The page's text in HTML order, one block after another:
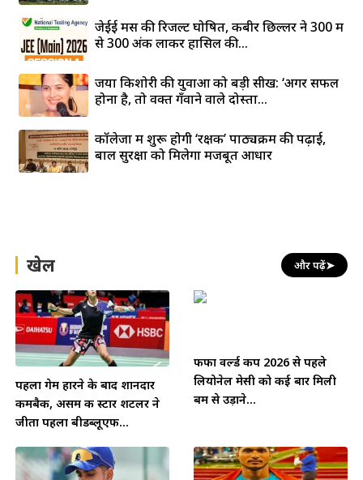
जेईई मेंस की रिजल्ट घोषित, कबीर छिल्लर ने 300 में
से 300 अंक लाकर हासिल की...
जया किशोरी की युवाओं को बड़ी सीख: ‘अगर सफल
होना है, तो वक्त गँवाने वाले दोस्तों...
कॉलेजों में शुरू होगी ‘रक्षक’ पाठ्यक्रम की पढ़ाई,
बाल सुरक्षा को मिलेगा मजबूत आधार
खेल और पढ़ें➤
पहला गेम हारने के बाद शानदार
कमबैक, असम की स्टार शटलर ने
जीता पहला बीडब्लूएफ...
फीफा वर्ल्ड कप 2026 से पहले
लियोनेल मेसी को कई बार मिली
बम से उड़ाने...